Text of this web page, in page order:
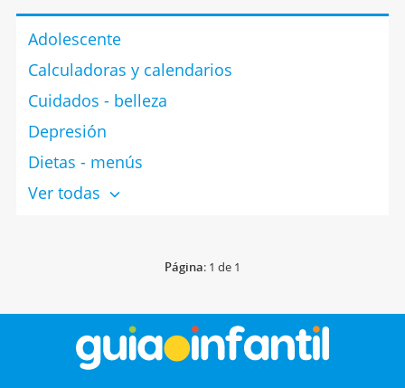
Adolescente
Calculadoras y calendarios
Cuidados - belleza
Depresión
Dietas - menús
Ver todas
Página: 1 de 1